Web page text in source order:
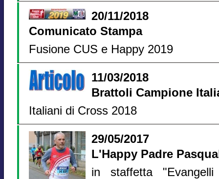
20/11/2018
Comunicato Stampa
Fusione CUS e Happy 2019
11/03/2018
Brattoli Campione
Italiani di Cross 2018
29/05/2017
L'Happy Padre
in staffetta